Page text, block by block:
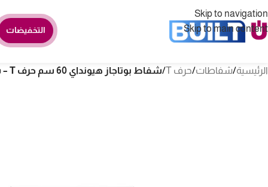
Skip to navigation
Skip to main content
التخفيضات
الرئيسية/شفاطات/حرف T /شفاط بوتاجاز هيونداي 60 سم حرف T – ستيل HY-05-60